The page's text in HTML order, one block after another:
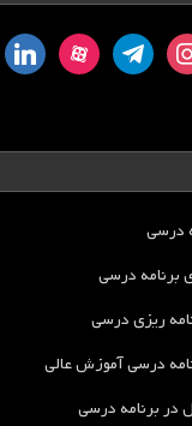
telegram
aparat
linkedin
درسی
برنامه درسی
ریزی درسی
درسی آموزش عالی
در برنامه درسی